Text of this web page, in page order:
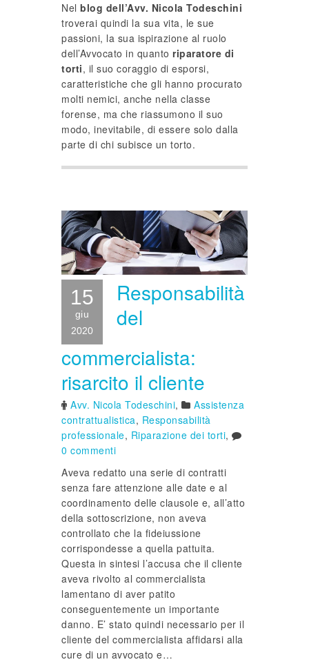
Nel blog dell’Avv. Nicola Todeschini
troverai quindi la sua vita, le sue
passioni, la sua ispirazione al ruolo
dell’Avvocato in quanto riparatore di
torti, il suo coraggio di esporsi,
caratteristiche che gli hanno procurato
molti nemici, anche nella classe
forense, ma che riassumono il suo
modo, inevitabile, di essere solo dalla
parte di chi subisce un torto.
15
giu
2020
Responsabilità
del
commercialista:
risarcito il cliente
Avv. Nicola Todeschini,
Assistenza
contrattualistica, Responsabilità
professionale, Riparazione dei torti,
0 commenti
Aveva redatto una serie di contratti
senza fare attenzione alle date e al
coordinamento delle clausole e, all’atto
della sottoscrizione, non aveva
controllato che la fideiussione
corrispondesse a quella pattuita.
Questa in sintesi l’accusa che il cliente
aveva rivolto al commercialista
lamentano di aver patito
conseguentemente un importante
danno. E’ stato quindi necessario per il
cliente del commercialista affidarsi alla
cure di un avvocato e…